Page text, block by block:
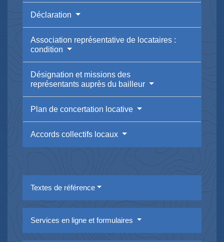
Déclaration
Association représentative de locataires :
condition
Désignation et missions des
représentants auprès du bailleur
Plan de concertation locative
Accords collectifs locaux
Textes de référence
Services en ligne et formulaires